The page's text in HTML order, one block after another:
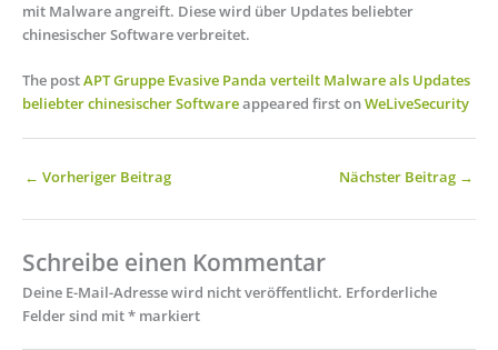
mit Malware angreift. Diese wird über Updates beliebter
chinesischer Software verbreitet.
The postAPT Gruppe Evasive Panda verteilt Malware als Updates
beliebter chinesischer Softwareappeared first onWeLiveSecurity
← Vorheriger Beitrag Nächster Beitrag →
Schreibe einen Kommentar
Deine E-Mail-Adresse wird nicht veröffentlicht. Erforderliche
Felder sind mit* markiert